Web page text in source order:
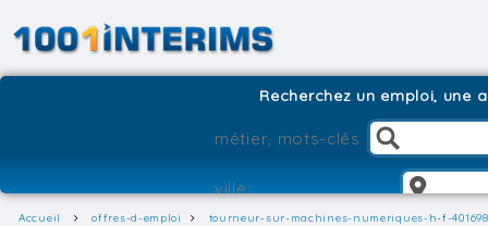
Recherchez un emploi, une
Accueil offres-d-emploi tourneur-sur-machines-numeriques-h-f-401698